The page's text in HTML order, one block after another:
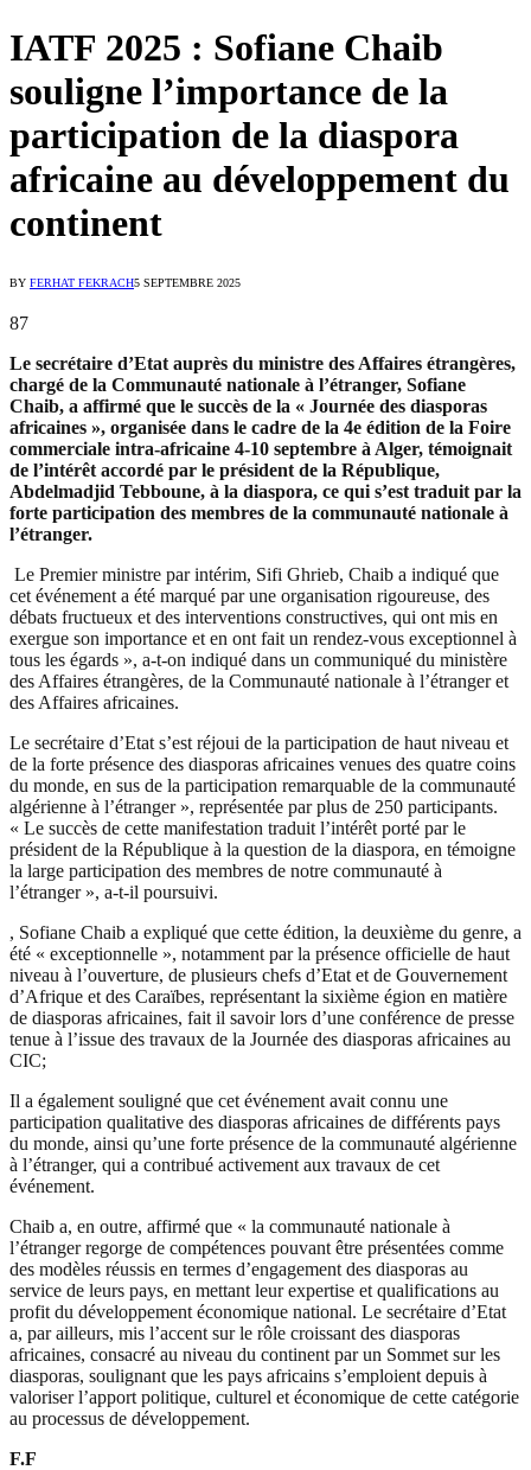
IATF 2025 : Sofiane Chaib
souligne l’importance de la
participation de la diaspora
africaine au développement du
continent
BY FERHAT FEKRACH5 SEPTEMBRE 2025
87
Le secrétaire d’Etat auprès du ministre des Affaires étrangères,
chargé de la Communauté nationale à l’étranger, Sofiane
Chaib, a affirmé que le succès de la « Journée des diasporas
africaines », organisée dans le cadre de la 4e édition de la Foire
commerciale intra-africaine 4-10 septembre à Alger, témoignait
de l’intérêt accordé par le président de la République,
Abdelmadjid Tebboune, à la diaspora, ce qui s’est traduit par la
forte participation des membres de la communauté nationale à
l’étranger.
Le Premier ministre par intérim, Sifi Ghrieb, Chaib a indiqué que
cet événement a été marqué par une organisation rigoureuse, des
débats fructueux et des interventions constructives, qui ont mis en
exergue son importance et en ont fait un rendez-vous exceptionnel à
tous les égards », a-t-on indiqué dans un communiqué du ministère
des Affaires étrangères, de la Communauté nationale à l’étranger et
des Affaires africaines.
Le secrétaire d’Etat s’est réjoui de la participation de haut niveau et
de la forte présence des diasporas africaines venues des quatre coins
du monde, en sus de la participation remarquable de la communauté
algérienne à l’étranger », représentée par plus de 250 participants.
« Le succès de cette manifestation traduit l’intérêt porté par le
président de la République à la question de la diaspora, en témoigne
la large participation des membres de notre communauté à
l’étranger », a-t-il poursuivi.
, Sofiane Chaib a expliqué que cette édition, la deuxième du genre, a
été « exceptionnelle », notamment par la présence officielle de haut
niveau à l’ouverture, de plusieurs chefs d’Etat et de Gouvernement
d’Afrique et des Caraïbes, représentant la sixième égion en matière
de diasporas africaines, fait il savoir lors d’une conférence de presse
tenue à l’issue des travaux de la Journée des diasporas africaines au
CIC;
Il a également souligné que cet événement avait connu une
participation qualitative des diasporas africaines de différents pays
du monde, ainsi qu’une forte présence de la communauté algérienne
à l’étranger, qui a contribué activement aux travaux de cet
événement.
Chaib a, en outre, affirmé que « la communauté nationale à
l’étranger regorge de compétences pouvant être présentées comme
des modèles réussis en termes d’engagement des diasporas au
service de leurs pays, en mettant leur expertise et qualifications au
profit du développement économique national. Le secrétaire d’Etat
a, par ailleurs, mis l’accent sur le rôle croissant des diasporas
africaines, consacré au niveau du continent par un Sommet sur les
diasporas, soulignant que les pays africains s’emploient depuis à
valoriser l’apport politique, culturel et économique de cette catégorie
au processus de développement.
F.F